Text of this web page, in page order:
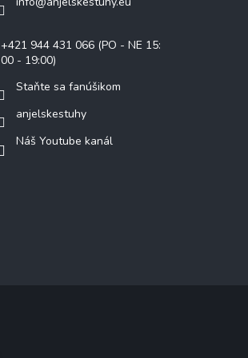
+421 944 431 066 (PO - NE 15:
00 - 19:00)
Staňte sa fanúšikom
anjelskestuhy
Náš Youtube kanál